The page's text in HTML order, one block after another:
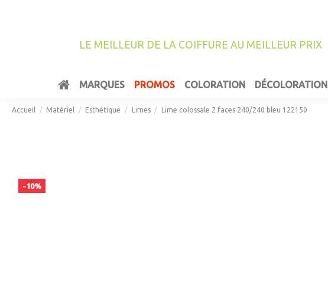
LE MEILLEUR DE LA COIFFURE AU MEILLEUR PRIX
MARQUES PROMOS COLORATION DÉCOLORATION
Accueil Matériel Esthétique Limes Lime colossale 2 faces 240/240 bleu 122150
-10%